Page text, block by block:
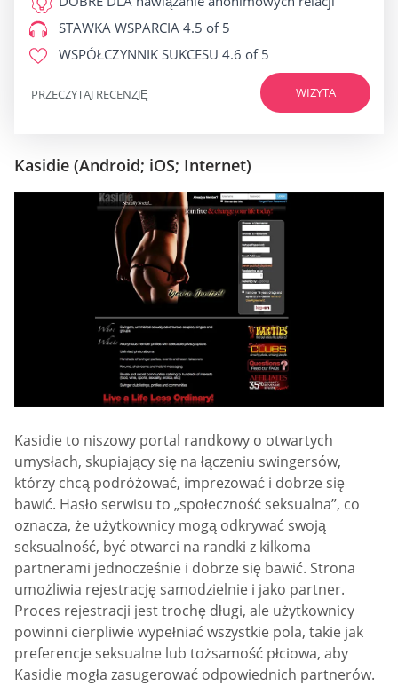
STAWKA WSPARCIA 4.5 of 5
WSPÓŁCZYNNIK SUKCESU 4.6 of 5
WIZYTA
PRZECZYTAJ RECENZJĘ
Kasidie (Android; iOS; Internet)
Kasidie to niszowy portal randkowy o otwartych
umysłach, skupiający się na łączeniu swingersów,
którzy chcą podróżować, imprezować i dobrze się
bawić. Hasło serwisu to „społeczność seksualna”, co
oznacza, że użytkownicy mogą odkrywać swoją
seksualność, być otwarci na randki z kilkoma
partnerami jednocześnie i dobrze się bawić. Strona
umożliwia rejestrację samodzielnie i jako partner.
Proces rejestracji jest trochę długi, ale użytkownicy
powinni cierpliwie wypełniać wszystkie pola, takie jak
preferencje seksualne lub tożsamość płciowa, aby
Kasidie mogła zasugerować odpowiednich partnerów.